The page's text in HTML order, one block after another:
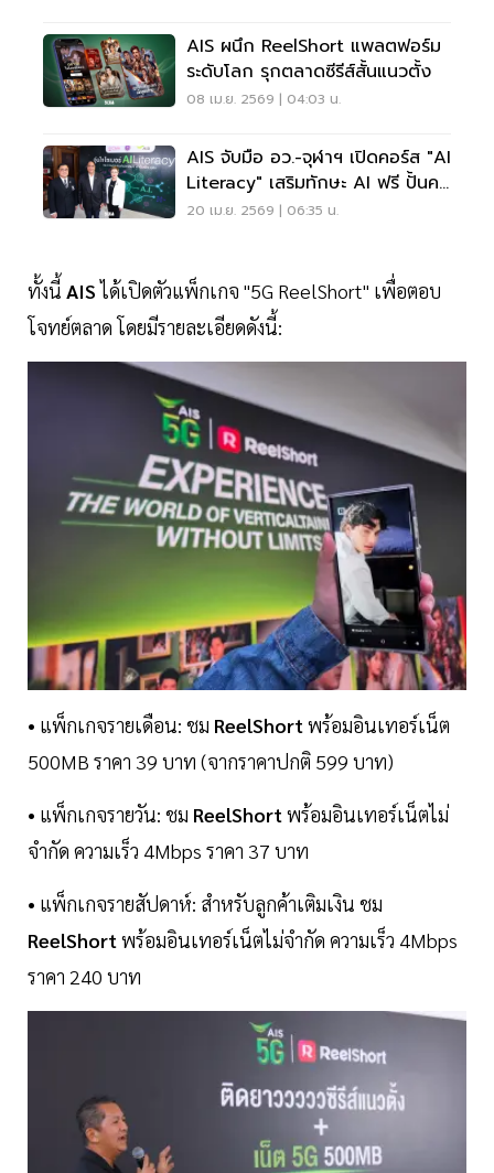
AIS ผนึก ReelShort แพลตฟอร์ม
ระดับโลก รุกตลาดซีรีส์สั้นแนวตั้ง
08 เม.ย. 2569 | 04:03 น.
AIS จับมือ อว.-จุฬาฯ เปิดคอร์ส "AI
Literacy" เสริมทักษะ AI ฟรี ปั้นคน
ดิจิทัล
20 เม.ย. 2569 | 06:35 น.
ทั้งนี้ AISได้เปิดตัวแพ็กเกจ "5G ReelShort" เพื่อตอบ
โจทย์ตลาด โดยมีรายละเอียดดังนี้:
• แพ็กเกจรายเดือน: ชม ReelShortพร้อมอินเทอร์เน็ต
500MB ราคา 39 บาท (จากราคาปกติ 599 บาท)
• แพ็กเกจรายวัน: ชม ReelShortพร้อมอินเทอร์เน็ตไม่
จำกัด ความเร็ว 4Mbps ราคา 37 บาท
• แพ็กเกจรายสัปดาห์: สำหรับลูกค้าเติมเงิน ชม
ReelShortพร้อมอินเทอร์เน็ตไม่จำกัด ความเร็ว 4Mbps
ราคา 240 บาท